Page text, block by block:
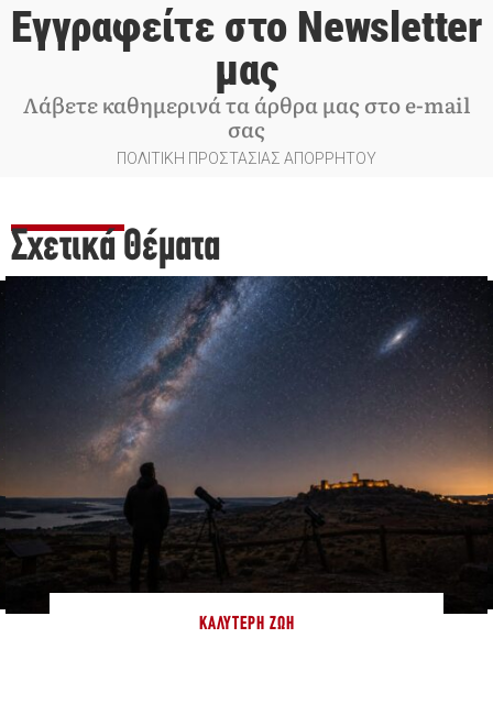
Εγγραφείτε στο Newsletter
μας
Λάβετε καθημερινά τα άρθρα μας στο e-mail
σας
ΠΟΛΙΤΙΚΗ ΠΡΟΣΤΑΣΙΑΣ ΑΠΟΡΡΗΤΟΥ
Σχετικά Θέματα
ΚΑΛΎΤΕΡΗ ΖΩΉ